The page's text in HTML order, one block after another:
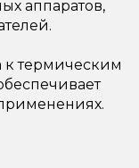
аппаратов,
к термическим